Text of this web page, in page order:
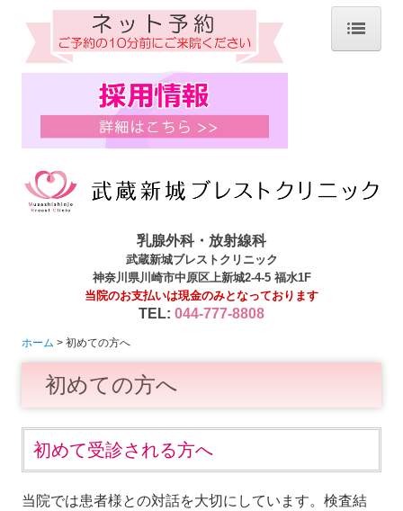
ホーム
当院について
診療内容
当院で施行可能な検査
マンモグラフィ検診 施設・画像認定施設
医療DX推進加算について
オンライン資格確認
乳房ドック(自費検診)
川崎市乳がん検診
初めての方へ
施設・設備のご案内
乳腺外科・放射線科
武蔵新城ブレストクリニック
神奈川県川崎市中原区上新城2-4-5 福水1F
当院のお支払いは現金のみとなっております
TEL: 044-777-8808
ホーム 初めての方へ
初めての方へ
初めて受診される方へ
当院では患者様との対話を大切にしています。検査結